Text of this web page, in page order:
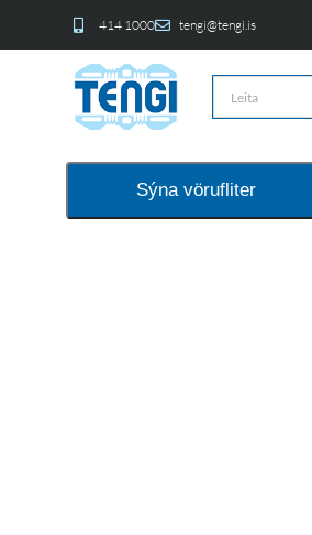
414 1000 tengi@tengi.is
Sýna vörufliter